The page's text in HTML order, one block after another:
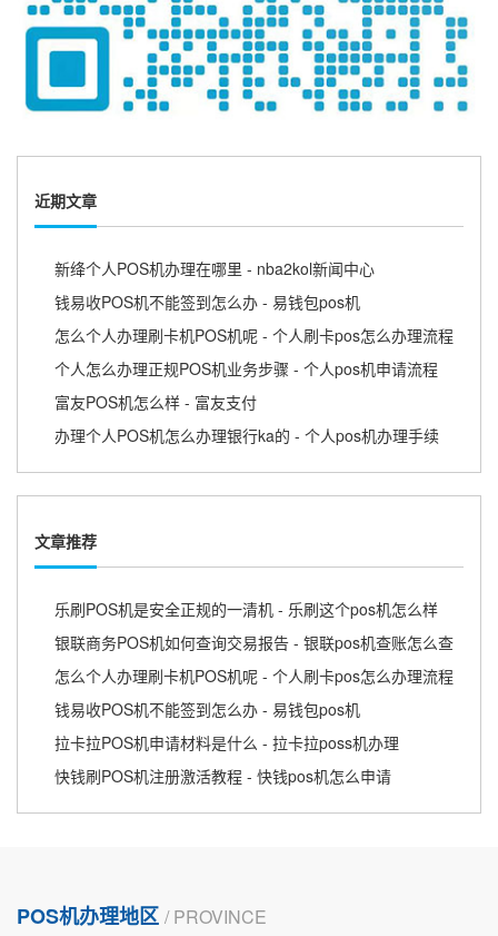
近期文章
新绛个人POS机办理在哪里 - nba2kol新闻中心
钱易收POS机不能签到怎么办 - 易钱包pos机
怎么个人办理刷卡机POS机呢 - 个人刷卡pos怎么办理流程
个人怎么办理正规POS机业务步骤 - 个人pos机申请流程
富友POS机怎么样 - 富友支付
办理个人POS机怎么办理银行ka的 - 个人pos机办理手续
文章推荐
乐刷POS机是安全正规的一清机 - 乐刷这个pos机怎么样
银联商务POS机如何查询交易报告 - 银联pos机查账怎么查
怎么个人办理刷卡机POS机呢 - 个人刷卡pos怎么办理流程
钱易收POS机不能签到怎么办 - 易钱包pos机
拉卡拉POS机申请材料是什么 - 拉卡拉poss机办理
快钱刷POS机注册激活教程 - 快钱pos机怎么申请
POS机办理地区 / PROVINCE